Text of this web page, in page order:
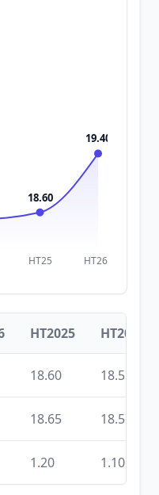
HT25 HT26
18.60
19.40
HT2025 HT2024
18.60 18.51
18.65 18.57
1.20 1.10